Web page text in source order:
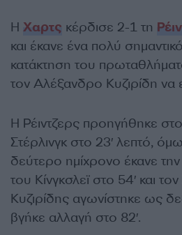
Η Χαρτς κέρδισε 2-1 τη
και έκανε ένα πολύ
κατάκτηση του
τον Αλέξανδρο Κυζιρίδη να
Η Ρέιντζερς προηγήθηκε
Στέρλινγκ στο 23′ λεπτό,
δεύτερο ημίχρονο έκανε
του Κίνγκσλεϊ στο 54′ και
Κυζιρίδης αγωνίστηκε ως
βγήκε αλλαγή στο 82′.